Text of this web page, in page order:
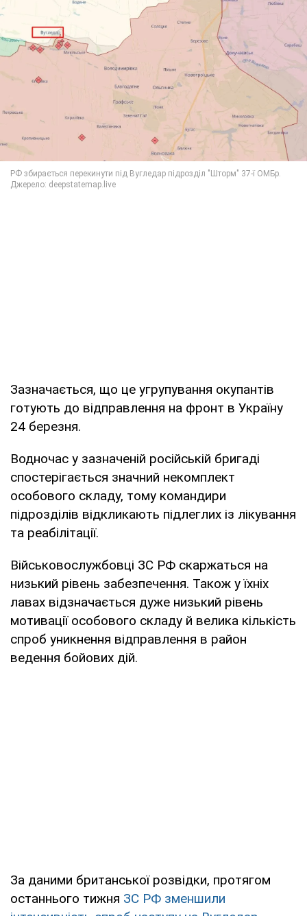
Зазначається, що це угрупування окупантів
готують до відправлення на фронт в Україну
24 березня.
Водночас у зазначеній російській бригаді
спостерігається значний некомплект
особового складу, тому командири
підрозділів відкликають підлеглих із лікування
та реабілітації.
Військовослужбовці ЗС РФ скаржаться на
низький рівень забезпечення. Також у їхніх
лавах відзначається дуже низький рівень
мотивації особового складу й велика кількість
спроб уникнення відправлення в район
ведення бойових дій.
За даними британської розвідки, протягом
останнього тижня ЗС РФ зменшили